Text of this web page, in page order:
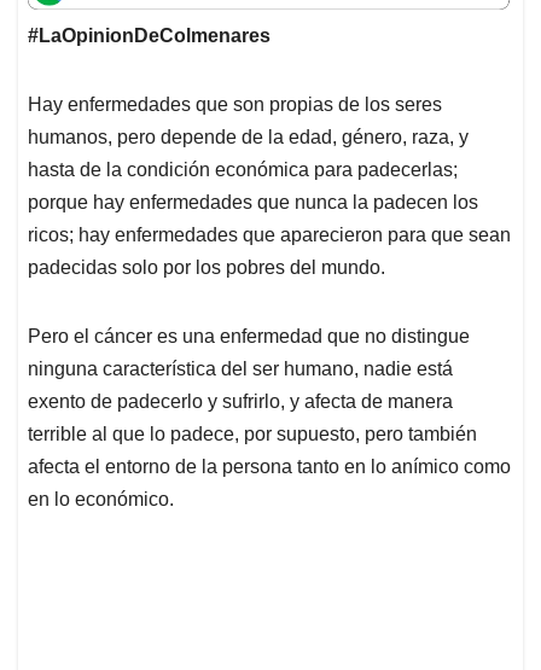
t
s
p
p
e
b
o
k
k
e
I
n
i
l
e
a
s
#LaOpinionDeColmenares
Hay enfermedades que son propias de los seres
humanos, pero depende de la edad, género, raza, y
hasta de la condición económica para padecerlas;
porque hay enfermedades que nunca la padecen los
ricos; hay enfermedades que aparecieron para que sean
padecidas solo por los pobres del mundo.
Pero el cáncer es una enfermedad que no distingue
ninguna característica del ser humano, nadie está
exento de padecerlo y sufrirlo, y afecta de manera
terrible al que lo padece, por supuesto, pero también
afecta el entorno de la persona tanto en lo anímico como
en lo económico.